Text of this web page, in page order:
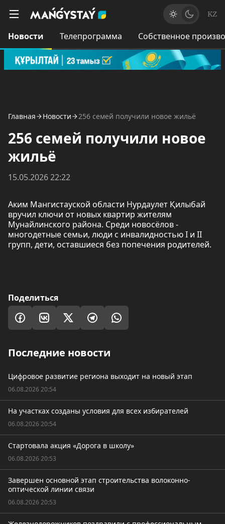
KZ
Новости Телепрограмма Собственное
Главная Новости 256 семей получили новое жильё
256 семей получили новое
жильё
15.05.2026 22:22
Аким Мангистауской области Нурдаулет Қилыбай
вручил ключи от новых квартир жителям
Мунайлинского района. Среди новосёлов -
многодетные семьи, люди с инвалидностью I и II
групп, дети, оставшиеся без попечения родителей.
Поделиться
Последние новости
Цифровое развитие региона выходит на новый этап
06.08.2026 20:54
На участках созданы условия для всех избирателей
06.08.2026 20:54
Стартовала акция «Дорога в школу»
06.08.2026 20:53
Завершен основной этап строительства волоконно-
оптической линии связи
06.08.2026 20:53